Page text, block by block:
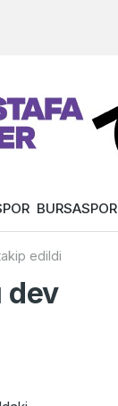
BURSASPOR
edildi
dev